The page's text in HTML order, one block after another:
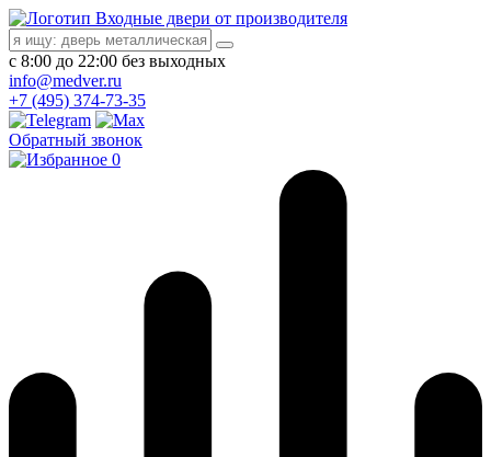
Входные двери от производителя
с 8:00 до 22:00 без выходных
info@medver.ru
+7 (495) 374-73-35
Обратный звонок
0